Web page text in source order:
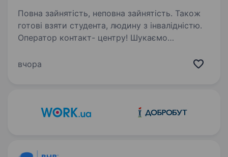
Повна зайнятість, неповна зайнятість. Також
готові взяти студента, людину з інвалідністю.
Оператор контакт- центру! Шукаємо
допомагатиме клієнтам знаходити рішення
вчора